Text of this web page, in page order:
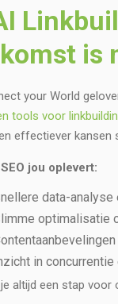
is
your World
tools voor
effectiever kansen
jou oplevert:
data-analyse
optimalisatie
in
altijd een stap voor